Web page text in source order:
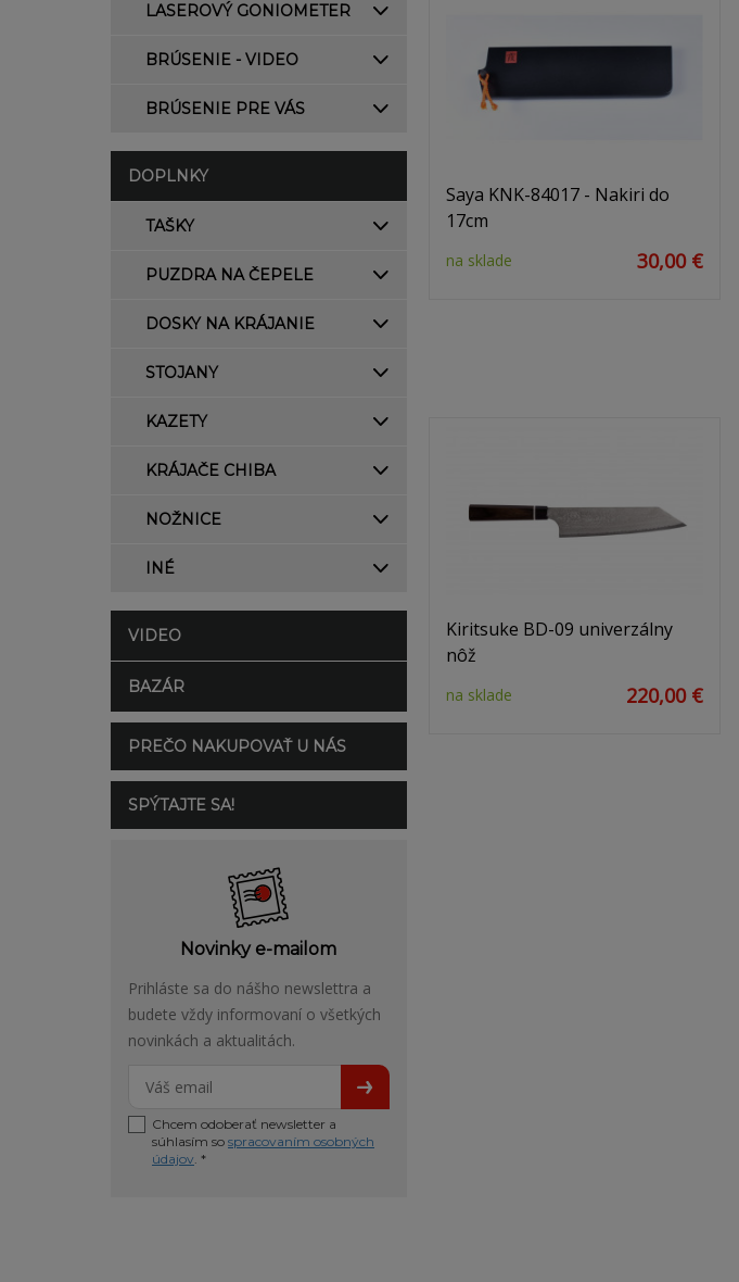
LASEROVÝ GONIOMETER
BRÚSENIE - VIDEO
BRÚSENIE PRE VÁS
DOPLNKY
TAŠKY
PUZDRA NA ČEPELE
DOSKY NA KRÁJANIE
STOJANY
KAZETY
KRÁJAČE CHIBA
NOŽNICE
INÉ
VIDEO
BAZÁR
PREČO NAKUPOVAŤ U NÁS
SPÝTAJTE SA!
Novinky e-mailom
Prihláste sa do nášho newslettra a
budete vždy informovaní o všetkých
novinkách a aktualitách.
Chcem odoberať newsletter a
súhlasím so spracovaním osobných
údajov. *
Saya KNK-84017 - Nakiri do
17cm
na sklade 30,00 €
Kiritsuke BD-09 univerzálny
nôž
na sklade 220,00 €